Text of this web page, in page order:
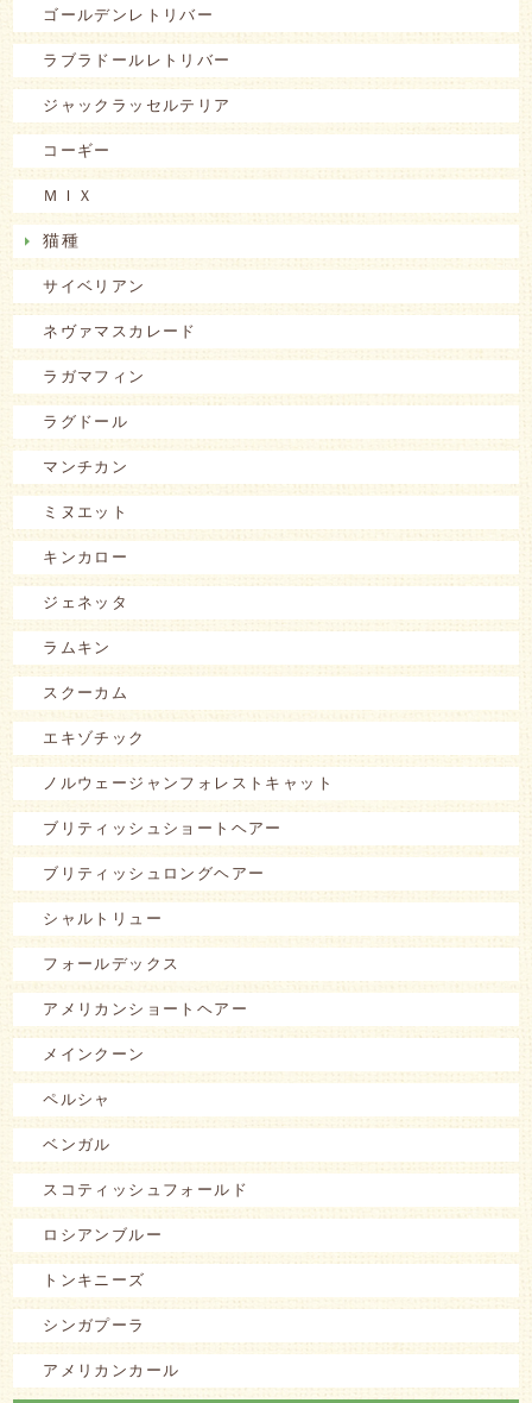
ゴールデンレトリバー
ラブラドールレトリバー
ジャックラッセルテリア
コーギー
ＭＩＸ
猫種
サイベリアン
ネヴァマスカレード
ラガマフィン
ラグドール
マンチカン
ミヌエット
キンカロー
ジェネッタ
ラムキン
スクーカム
エキゾチック
ノルウェージャンフォレストキャット
ブリティッシュショートヘアー
ブリティッシュロングヘアー
シャルトリュー
フォールデックス
アメリカンショートヘアー
メインクーン
ペルシャ
ベンガル
スコティッシュフォールド
ロシアンブルー
トンキニーズ
シンガプーラ
アメリカンカール